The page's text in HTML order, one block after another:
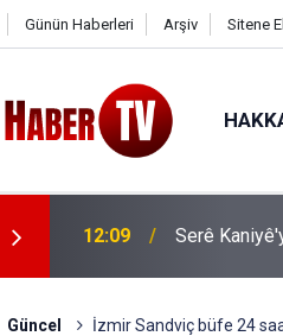
Günün Haberleri Arşiv Sitene
11:35 AK Parti
Güncel İzmir Sandviç büfe 24